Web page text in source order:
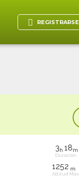
REGISTRARSE
3h 18m
Duración
1252 m
Altitud Máx